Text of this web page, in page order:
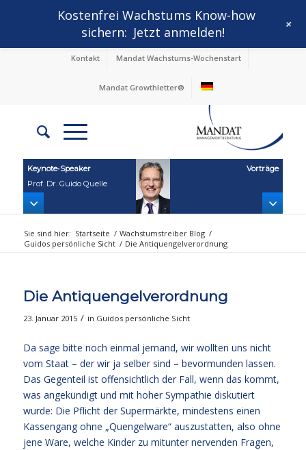
Kontakt Mandat Wachstums-Wochenstart
Mandat Growthletter®
Keynote‑Speaker
Prof. Dr. Guido Quelle
Vorträge
Sie sind hier: Startseite / Wachstumstreiber Blog /
Guidos persönliche Sicht / Die Antiquengelverordnung
Die Antiquengelverordnung
23. Januar 2015 / in Guidos persönliche Sicht
Da sage bitte noch einmal jemand, wir wollten uns nicht
vom Staat – der wir ja selber sind – bevormunden lassen.
Das Gegenteil ist offensichtlich der Fall, wenn das kommt,
was angekündigt und mit hoher Sympathie diskutiert
wurde: Die Pflicht der Supermärkte, mindestens einen
Kassengang ohne „Quengelware“ auszustatten, also ohne
jene Ware, welche Kinder zu mitunter nervenden Fragen,
Kostenfrei Wachstums Know-how
sichern: Jetzt anmelden! +